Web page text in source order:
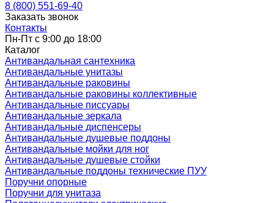
8 (800) 551-69-40
Заказать звонок
Контакты
Пн-Пт с 9:00 до 18:00
Каталог
Антивандальная сантехника
Антивандальные унитазы
Антивандальные раковины
Антивандальные раковины коллективные
Антивандальные писсуары
Антивандальные зеркала
Антивандальные диспенсеры
Антивандальные душевые поддоны
Антивандальные мойки для ног
Антивандальные душевые стойки
Антивандальные поддоны технические ПУУ
Поручни опорные
Поручни для унитаза